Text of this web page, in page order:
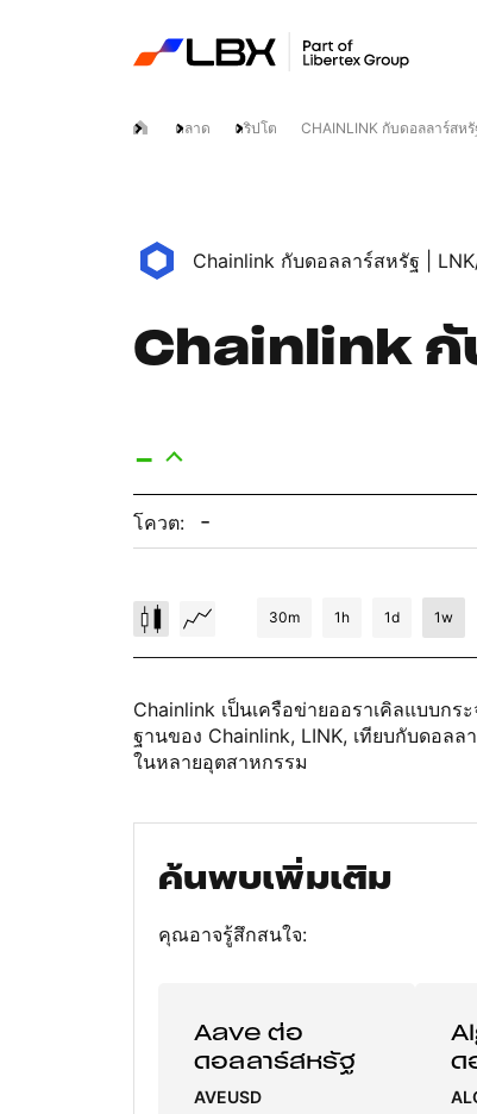
ตลาด คริปโต CHAINLINK กับดอลลาร์สหรั
Chainlink กับดอลลาร์สหรัฐ |
Chainlink กั
-
โควต: -
30m 1h 1d 1w
Chainlink เป็นเครือข่ายออราเคิลแบบก
ฐานของ Chainlink, LINK, เทียบกับดอล
ในหลายอุตสาหกรรม
ค้นพบเพิ่มเติม
คุณอาจรู้สึกสนใจ:
Aave ต่อ
ดอลลาร์สหรัฐ
AVEUSD
ด